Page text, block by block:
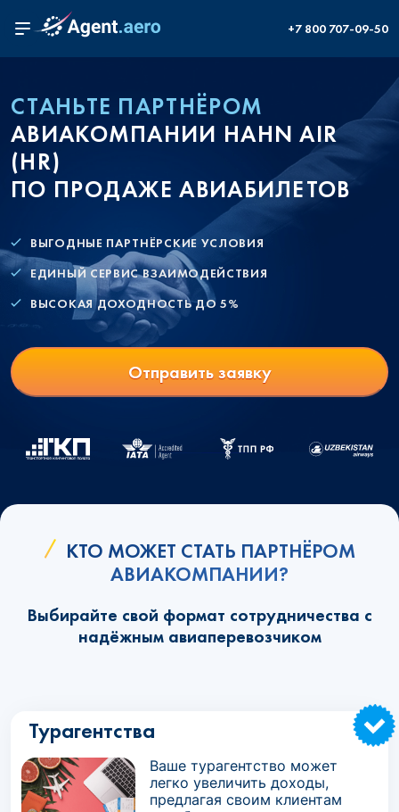
+7 800 707-09-50
СТАНЬТЕ ПАРТНЁРОМ
АВИАКОМПАНИИ HAHN AIR
(HR)
ПО ПРОДАЖЕ АВИАБИЛЕТОВ
ВЫГОДНЫЕ ПАРТНЁРСКИЕ УСЛОВИЯ
ЕДИНЫЙ СЕРВИС ВЗАИМОДЕЙСТВИЯ
ВЫСОКАЯ ДОХОДНОСТЬ ДО 5%
Отправить заявку
КТО МОЖЕТ СТАТЬ ПАРТНЁРОМ
АВИАКОМПАНИИ?
Выбирайте свой формат сотрудничества с
надёжным авиаперевозчиком
Турагентства
Ваше турагентство может
легко увеличить доходы,
предлагая своим клиентам